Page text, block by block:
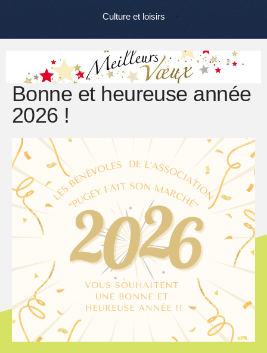
Culture et loisirs
Bonne et heureuse année
2026 !